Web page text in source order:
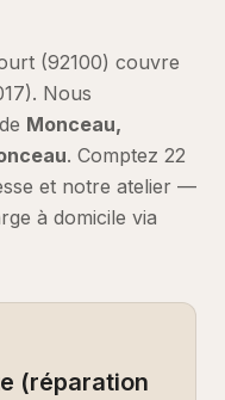
(92100) couvre
). Nous
Monceau,
. Comptez 22
et notre atelier —
à domicile via
(réparation